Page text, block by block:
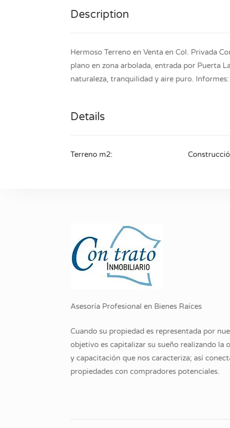
Description
Hermoso Terreno en Venta en Col. Privada
plano en zona arbolada, entrada por Puerta
naturaleza, tranquilidad y aire puro.
Details
Terreno m2:
Asesoría Profesional en Bienes Raíces
Cuando su propiedad es representada por
objetivo es capitalizar su sueño realizando la
y capacitación que nos caracteriza; así
propiedades con compradores potenciales.